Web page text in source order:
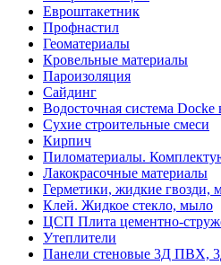
Евроштакетник
Профнастил
Геоматериалы
Кровельные материалы
Пароизоляция
Сайдинг
Водосточная система Docke
Сухие строительные смеси
Кирпич
Пиломатериалы.
Лакокрасочные материалы
Герметики, жидкие гвозди,
Клей. Жидкое стекло, мыло
ЦСП Плита цементно-
Утеплители
Панели стеновые 3Д ПВХ,